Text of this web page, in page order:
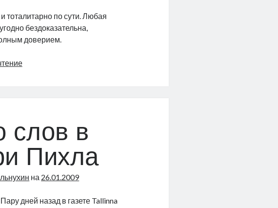
по сути. Любая
бездоказательна,
доверием.
Перспективы
слов в
Пихла
на 26.01.2009
Пару дней назад в газете Tallinna